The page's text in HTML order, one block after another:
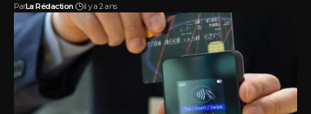
ParLa Rédaction il y a 2 ans